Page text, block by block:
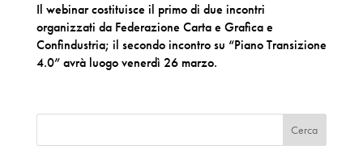
Il webinar costituisce il primo di due incontri
organizzati da Federazione Carta e Grafica e
Confindustria; il secondo incontro su “Piano Transizione
4.0” avrà luogo venerdì 26 marzo.